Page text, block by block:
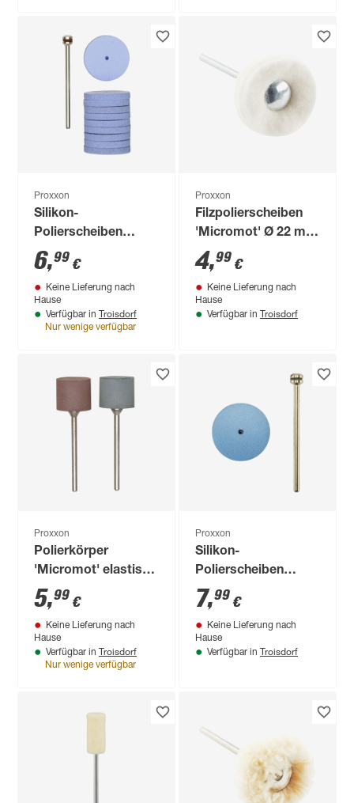
Proxxon
Silikon-
Polierscheiben
'Micromot' Ø 22 mm
10 Stück
6,99 €
Keine Lieferung nach
Hause
Verfügbar in Troisdorf
Nur wenige verfügbar
Proxxon
Filzpolierscheiben
'Micromot' Ø 22 mm
2 Stück
4,99 €
Keine Lieferung nach
Hause
Verfügbar in Troisdorf
Proxxon
Polierkörper
'Micromot' elastisch
Ø 14 mm 2 Stück
5,99 €
Keine Lieferung nach
Hause
Verfügbar in Troisdorf
Nur wenige verfügbar
Proxxon
Silikon-
Polierscheiben
'Micromot' Ø 22 mm
10 Stück
7,99 €
Keine Lieferung nach
Hause
Verfügbar in Troisdorf